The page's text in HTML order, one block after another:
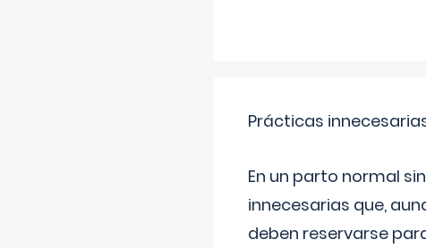
Prácticas
En un parto normal
innecesarias que,
deben reservarse